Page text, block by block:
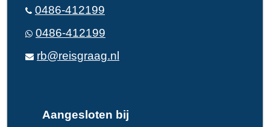
0486-412199
0486-412199
rb@reisgraag.nl
Aangesloten bij